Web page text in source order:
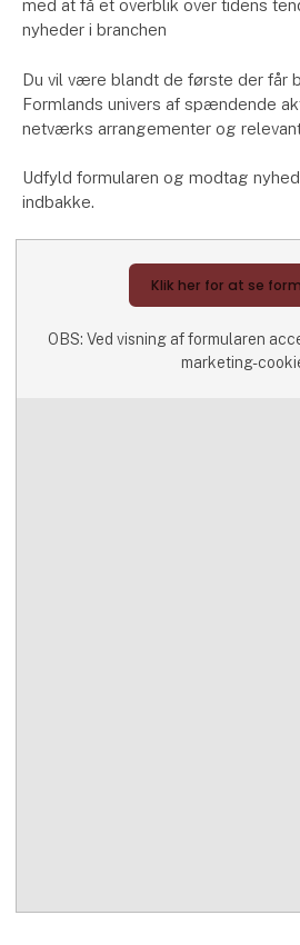
med at få et overblik over tidens
nyheder i branchen
Du vil være blandt de første der får
Formlands univers af spændende
netværks arrangementer og
Udfyld formularen og modtag
indbakke.
Klik her for at se
OBS: Ved visning af formularen
marketing-